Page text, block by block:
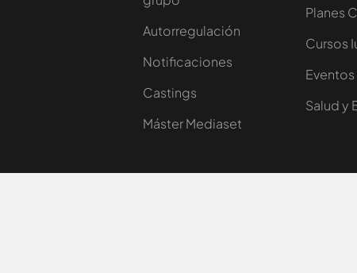
Autorregulación
Notificaciones
Castings
Máster Mediaset
Planes
Cursos
Salud y